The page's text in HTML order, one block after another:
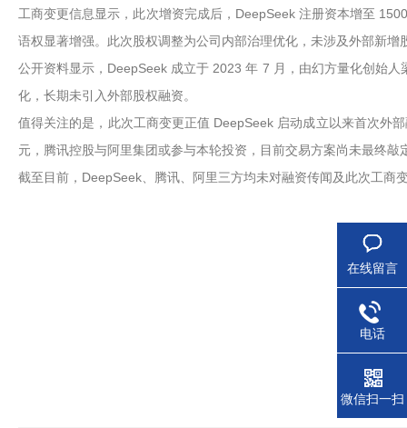
工商变更信息显示，此次增资完成后，DeepSeek 注册资本增至
语权显著增强。此次股权调整为公司内部治理优化，未涉及外部新增
公开资料显示，DeepSeek 成立于 2023 年 7 月，由幻方量化创始
化，长期未引入外部股权融资。
值得关注的是，此次工商变更正值 DeepSeek 启动成立以来首次外
元，腾讯控股与阿里集团或参与本轮投资，目前交易方案尚未最终敲
截至目前，DeepSeek、腾讯、阿里三方均未对融资传闻及此次工
在线留言
电话
微信扫一扫